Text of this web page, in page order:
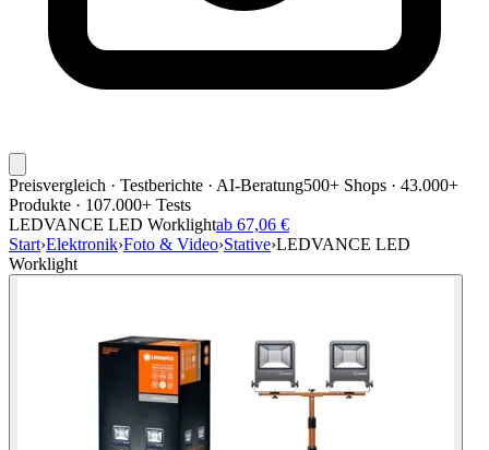
Preisvergleich · Testberichte · AI-Beratung500+ Shops · 43.000+
Produkte · 107.000+ Tests
LEDVANCE LED Worklightab 67,06 €
Start›Elektronik›Foto & Video›Stative›LEDVANCE LED
Worklight